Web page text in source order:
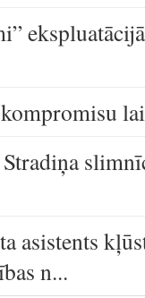
asistents
n...